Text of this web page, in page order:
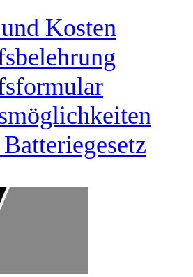
Kosten